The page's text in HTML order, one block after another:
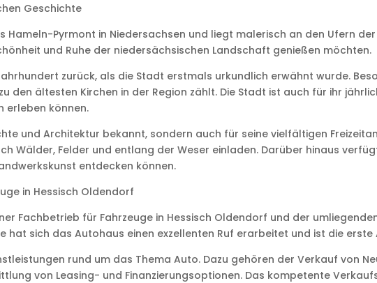
Geschichte
Pyrmont in Niedersachsen und liegt malerisch an den Ufern
und Ruhe der niedersächsischen Landschaft genießen möchten.
zurück, als die Stadt erstmals urkundlich erwähnt wurde.
den ältesten Kirchen in der Region zählt. Die Stadt ist auch für ihr
erleben können.
und Architektur bekannt, sondern auch für seine vielfältigen
Wälder, Felder und entlang der Weser einladen. Darüber hinaus
entdecken können.
in Hessisch Oldendorf
Fachbetrieb für Fahrzeuge in Hessisch Oldendorf und der
hat sich das Autohaus einen exzellenten Ruf erarbeitet und ist die
rund um das Thema Auto. Dazu gehören der Verkauf von
von Leasing- und Finanzierungsoptionen. Das kompetente